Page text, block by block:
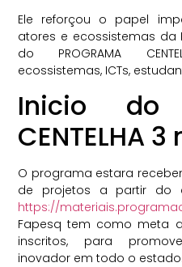
Ele reforçou o papel
atores e ecossistemas da
do PROGRAMA
ecossistemas, ICTs,
Inicio do
CENTELHA
O programa estara
de projetos a partir do
https://
Fapesq tem como meta
inscritos, para
inovador em todo o estado.